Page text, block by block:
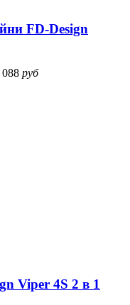
FD-Design
088 руб
Viper 4S 2 в 1